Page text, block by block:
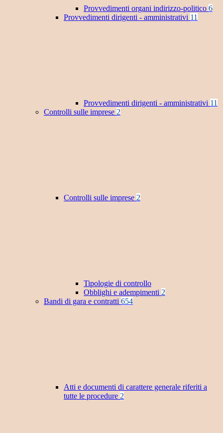
Provvedimenti organi indirizzo-politico 6
Provvedimenti dirigenti - amministrativi 11
Provvedimenti dirigenti - amministrativi 11
Controlli sulle imprese 2
Controlli sulle imprese 2
Tipologie di controllo
Obblighi e adempimenti 2
Bandi di gara e contratti 654
Atti e documenti di carattere generale riferiti a
tutte le procedure 2